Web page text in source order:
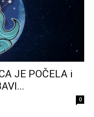
JE POČELA i
0